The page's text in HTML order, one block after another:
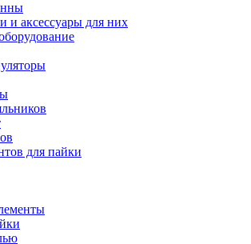
и аксессуары для них
для пайки